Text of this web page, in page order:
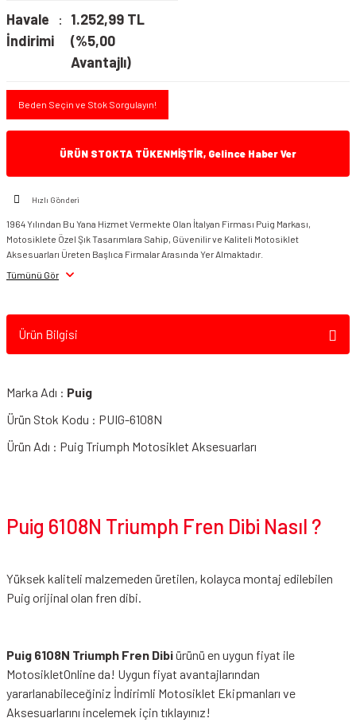
Havale
İndirimi
1.252,99 TL
(%5,00
Avantajlı)
Beden Seçin ve Stok Sorgulayın!
ÜRÜN STOKTA TÜKENMİŞTİR, Gelince Haber Ver
Hızlı Gönderi
1964 Yılından Bu Yana Hizmet Vermekte Olan İtalyan Firması Puig Markası,
Motosiklete Özel Şık Tasarımlara Sahip, Güvenilir ve Kaliteli Motosiklet
Aksesuarları Üreten Başlıca Firmalar Arasında Yer Almaktadır.
Tümünü Gör
Ürün Bilgisi
Marka Adı : Puig
Ürün Stok Kodu : PUIG-6108N
Ürün Adı : Puig Triumph Motosiklet Aksesuarları
Puig 6108N Triumph Fren Dibi Nasıl ?
Yüksek kaliteli malzemeden üretilen, kolayca montaj edilebilen
Puig orijinal olan fren dibi.
Puig 6108N Triumph Fren Dibiürünü en uygun fiyat ile
MotosikletOnline da! Uygun fiyat avantajlarından
yararlanabileceğiniz İndirimli Motosiklet Ekipmanları ve
Aksesuarlarını incelemek için tıklayınız!